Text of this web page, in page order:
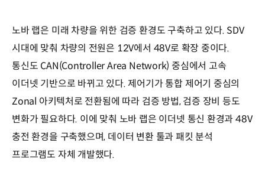
노바 랩은 미래 차량을 위한 검증 환경도 구축하고 있다. SDV
시대에 맞춰 차량의 전원은 12V에서 48V로 확장 중이다.
통신도 CAN(Controller Area Network) 중심에서 고속
이더넷 기반으로 바뀌고 있다. 제어기가 통합 제어기 중심의
Zonal 아키텍처로 전환됨에 따라 검증 방법, 검증 장비 등도
변화가 필요하다. 이에 맞춰 노바 랩은 이더넷 통신 환경과 48V
충전 환경을 구축했으며, 데이터 변환 툴과 패킷 분석
프로그램도 자체 개발했다.